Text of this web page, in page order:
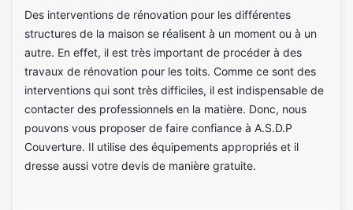
Des interventions de rénovation pour les différentes
structures de la maison se réalisent à un moment ou à un
autre. En effet, il est très important de procéder à des
travaux de rénovation pour les toits. Comme ce sont des
interventions qui sont très difficiles, il est indispensable de
contacter des professionnels en la matière. Donc, nous
pouvons vous proposer de faire confiance à A.S.D.P
Couverture. Il utilise des équipements appropriés et il
dresse aussi votre devis de manière gratuite.